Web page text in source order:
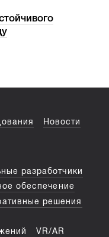
Новости
разработчики
обеспечение
решения
VR/AR